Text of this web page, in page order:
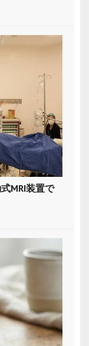
MRI装置で